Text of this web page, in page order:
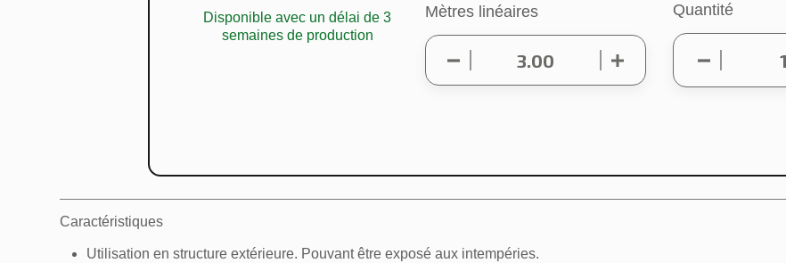
Disponible avec un délai de 3
semaines de production
Mètres linéaires Quantité
Caractéristiques
Utilisation en structure extérieure. Pouvant être exposé aux intempéries.